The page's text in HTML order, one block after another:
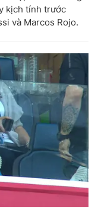
kịch tính trước
và Marcos Rojo.